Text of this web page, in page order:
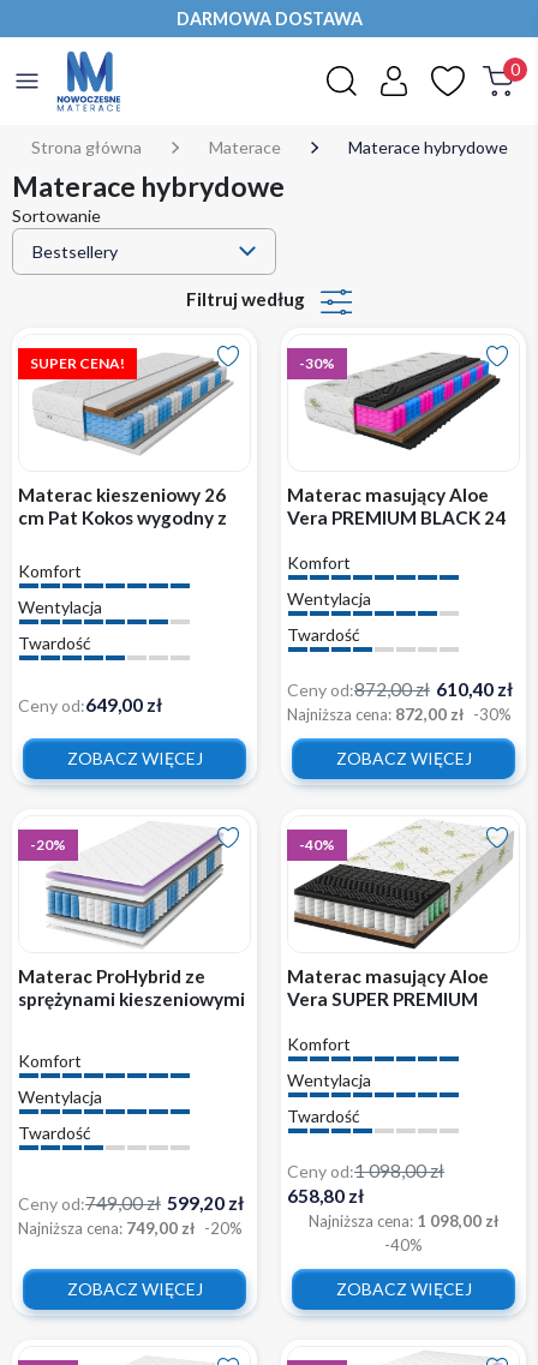
DARMOWA DOSTAWA
0
Strona główna Materace Materace hybrydowe
Materace hybrydowe
Sortowanie
Filtruj według
SUPER CENA!
Materac kieszeniowy 26
cm Pat Kokos wygodny z
Komfort
Wentylacja
Twardość
Ceny od:649,00 zł
ZOBACZ WIĘCEJ
-30%
Materac masujący Aloe
Vera PREMIUM BLACK 24
pokrowcem wysoka jakość
Komfort
Wentylacja
Twardość
Ceny od:872,00 zł 610,40 zł
Najniższa cena: 872,00 zł -30%
ZOBACZ WIĘCEJ
-20%
Materac ProHybrid ze
sprężynami kieszeniowymi
Komfort
Wentylacja
Twardość
Ceny od:749,00 zł 599,20 zł
Najniższa cena: 749,00 zł -20%
ZOBACZ WIĘCEJ
-40%
Materac masujący Aloe
Vera SUPER PREMIUM
Komfort
Wentylacja
Twardość
Ceny od:1 098,00 zł
658,80 zł
Najniższa cena: 1 098,00 zł
-40%
ZOBACZ WIĘCEJ